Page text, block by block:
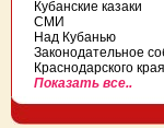
Кубанские казаки
СМИ
Над Кубанью
Законодательное
Краснодарского края
Показать все..